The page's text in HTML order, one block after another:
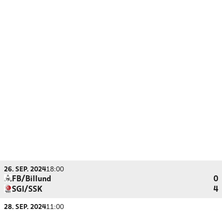
26. SEP. 202418:00
FB/Billund
0
SGI/SSK
4
28. SEP. 202411:00